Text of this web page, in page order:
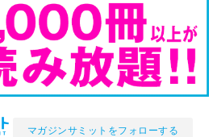
マガジンサミットをフォローする